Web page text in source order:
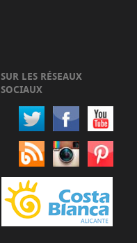
SUR LES RÉSEAUX
SOCIAUX